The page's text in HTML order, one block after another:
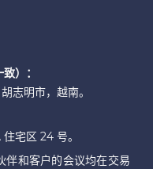
）：
志明市，越南。
宅区 24 号。
伴和客户的会议均在交易